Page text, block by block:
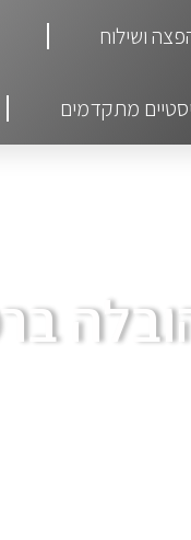
ושילוח
מתקדמים